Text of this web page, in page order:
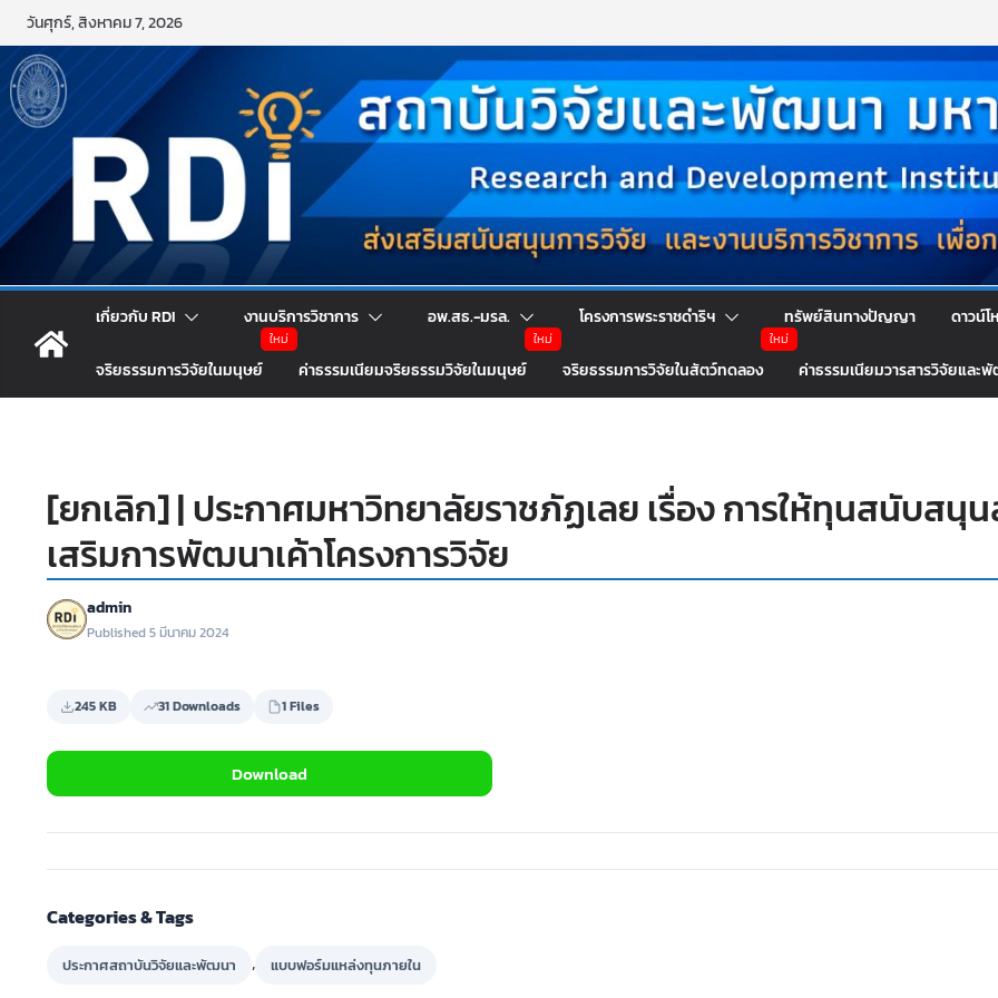
Skip
to
content
วันศุกร์, สิงหาคม 7, 2026
เกี่ยวกับ RDI งานบริการวิชาการ อพ.สธ.-มรล. โครงการพระราชดำริฯ ทรัพย์สินทางปัญญา ดาวน์โ
จริยธรรมการวิจัยในมนุษย์ ค่าธรรมเนียมจริยธรรมวิจัยในมนุษย์ จริยธรรมการวิจัยในสัตว์ทดลอง ค่าธรรมเนียมวารสารวิจัยและ
[ยกเลิก] | ประกาศมหาวิทยาลัยราชภัฏเลย เรื่อง การให้ทุนสนับสนุ
เสริมการพัฒนาเค้าโครงการวิจัย
admin
Published 5 มีนาคม 2024
245 KB 31 Downloads 1 Files
Download
Categories & Tags
ประกาศสถาบันวิจัยและพัฒนา , แบบฟอร์มแหล่งทุนภายใน